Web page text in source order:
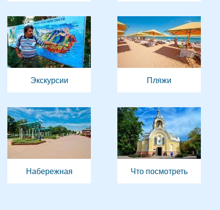
Экскурсии Пляжи
Набережная Что посмотреть